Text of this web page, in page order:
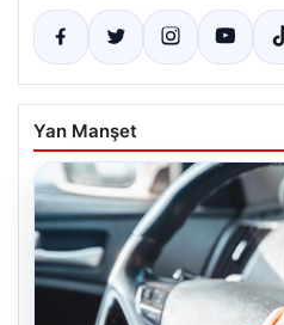
Yan Manşet